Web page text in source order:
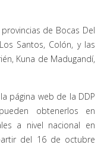
de Bocas Del
Santos, Colón, y las
Kuna de Madugandí,
página web de la DDP
obtenerlos en
a nivel nacional en
del 16 de octubre